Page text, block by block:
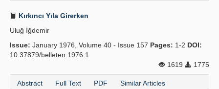
Kırkıncı Yıla Girerken
Uluğ İğdemir
Issue: January 1976, Volume 40 - Issue 157 Pages: 1-2 DOI:
10.37879/belleten.1976.1
1619
1775
Abstract Full Text PDF Similar Articles